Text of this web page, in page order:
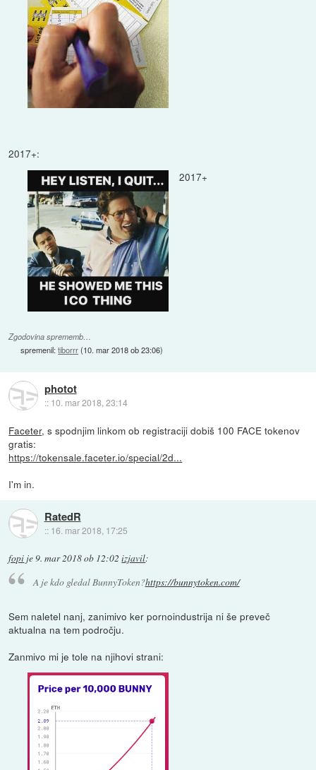
2017+:
2017+
Zgodovina sprememb…
spremenil:tiborrr(10. mar 2018 ob 23:06)
photot
:: 10. mar 2018, 23:14
Faceter, s spodnjim linkom ob registraciji dobiš 100 FACE tokenov
gratis:
https://tokensale.faceter.io/special/2d...
I'm in.
RatedR
:: 16. mar 2018, 17:25
fopi je9. mar 2018 ob 12:02 izjavil:
A je kdo gledal BunnyToken?https://bunnytoken.com/
Sem naletel nanj, zanimivo ker pornoindustrija ni še preveč
aktualna na tem področju.
Zanmivo mi je tole na njihovi strani: